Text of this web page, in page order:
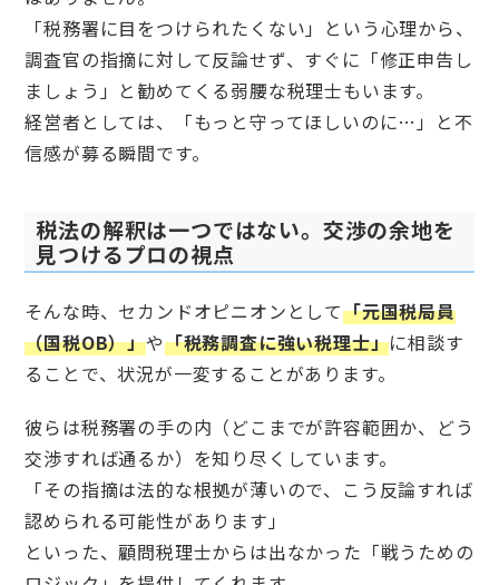
「税務署に目をつけられたくない」という心理から、
調査官の指摘に対して反論せず、すぐに「修正申告し
ましょう」と勧めてくる弱腰な税理士もいます。
経営者としては、「もっと守ってほしいのに…」と不
信感が募る瞬間です。
税法の解釈は一つではない。交渉の余地を
見つけるプロの視点
そんな時、セカンドオピニオンとして「元国税局員
（国税OB）」や「税務調査に強い税理士」に相談す
ることで、状況が一変することがあります。
彼らは税務署の手の内（どこまでが許容範囲か、どう
交渉すれば通るか）を知り尽くしています。
「その指摘は法的な根拠が薄いので、こう反論すれば
認められる可能性があります」
といった、顧問税理士からは出なかった「戦うための